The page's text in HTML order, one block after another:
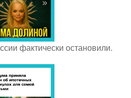
фактически остановили.